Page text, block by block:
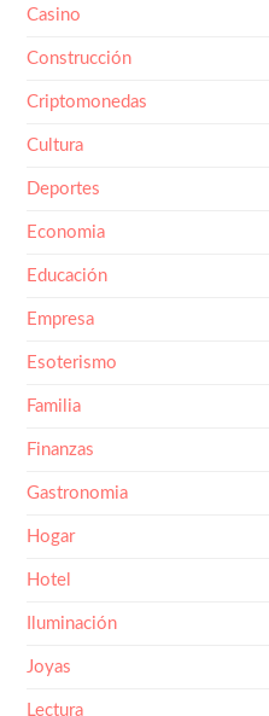
Casino
Construcción
Criptomonedas
Cultura
Deportes
Economia
Educación
Empresa
Esoterismo
Familia
Finanzas
Gastronomia
Hogar
Hotel
Iluminación
Joyas
Lectura